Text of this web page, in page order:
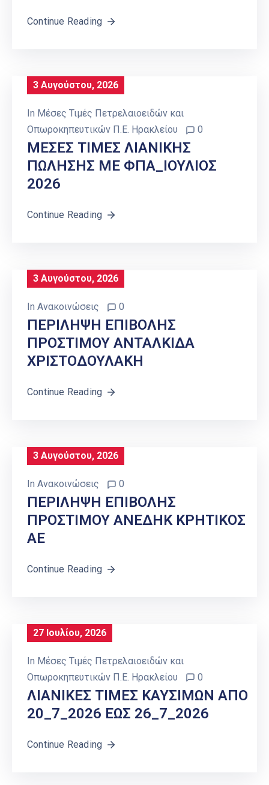
Continue Reading
3 Αυγούστου, 2026
In Μέσες Τιμές Πετρελαιοειδών και
Οπωροκηπευτικών Π.Ε. Ηρακλείου
0
ΜΕΣΕΣ ΤΙΜΕΣ ΛΙΑΝΙΚΗΣ
ΠΩΛΗΣΗΣ ΜΕ ΦΠΑ_ΙΟΥΛΙΟΣ
2026
Continue Reading
3 Αυγούστου, 2026
In Ανακοινώσεις 0
ΠΕΡΙΛΗΨΗ ΕΠΙΒΟΛΗΣ
ΠΡΟΣΤΙΜΟΥ ΑΝΤΑΛΚΙΔΑ
ΧΡΙΣΤΟΔΟΥΛΑΚΗ
Continue Reading
3 Αυγούστου, 2026
In Ανακοινώσεις 0
ΠΕΡΙΛΗΨΗ ΕΠΙΒΟΛΗΣ
ΠΡΟΣΤΙΜΟΥ ΑΝΕΔΗΚ ΚΡΗΤΙΚΟΣ
ΑΕ
Continue Reading
27 Ιουλίου, 2026
In Μέσες Τιμές Πετρελαιοειδών και
Οπωροκηπευτικών Π.Ε. Ηρακλείου
0
ΛΙΑΝΙΚΕΣ ΤΙΜΕΣ ΚΑΥΣΙΜΩΝ ΑΠΟ
20_7_2026 ΕΩΣ 26_7_2026
Continue Reading